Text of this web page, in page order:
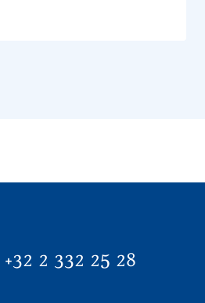
+32 2 332 25 28